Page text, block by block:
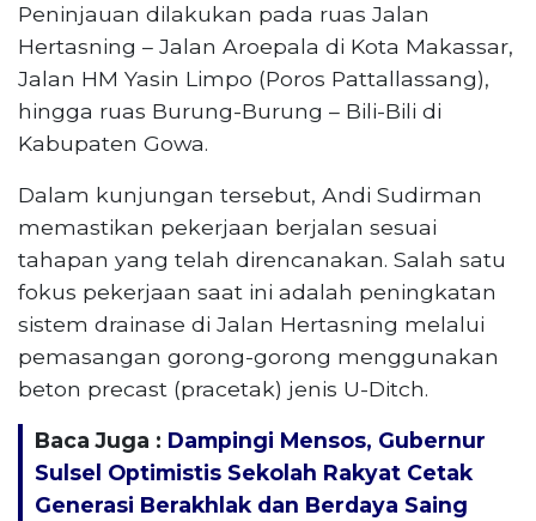
Peninjauan dilakukan pada ruas Jalan
Hertasning – Jalan Aroepala di Kota Makassar,
Jalan HM Yasin Limpo (Poros Pattallassang),
hingga ruas Burung-Burung – Bili-Bili di
Kabupaten Gowa.
Dalam kunjungan tersebut, Andi Sudirman
memastikan pekerjaan berjalan sesuai
tahapan yang telah direncanakan. Salah satu
fokus pekerjaan saat ini adalah peningkatan
sistem drainase di Jalan Hertasning melalui
pemasangan gorong-gorong menggunakan
beton precast (pracetak) jenis U-Ditch.
Baca Juga : Dampingi Mensos, Gubernur
Sulsel Optimistis Sekolah Rakyat Cetak
Generasi Berakhlak dan Berdaya Saing